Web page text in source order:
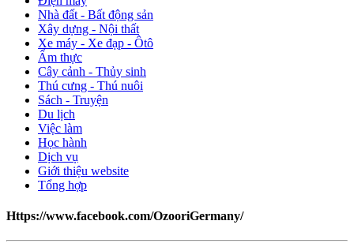
Nhà đất - Bất động sản
Xây dựng - Nội thất
Xe máy - Xe đạp - Ôtô
Ẩm thực
Cây cảnh - Thủy sinh
Thú cưng - Thú nuôi
Sách - Truyện
Du lịch
Việc làm
Học hành
Dịch vụ
Giới thiệu website
Tổng hợp
Https://www.facebook.com/OzooriGermany/